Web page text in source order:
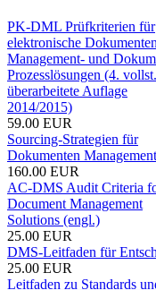
PK-DML Prüfkriterien für
elektronische
Management- und
Prozesslösungen (4. vollst.
überarbeitete Auflage
2014/2015)
59.00 EUR
Sourcing-Strategien für
Dokumenten Management
160.00 EUR
AC-DMS Audit Criteria
Document Management
Solutions (engl.)
25.00 EUR
DMS-Leitfaden für
25.00 EUR
Leitfaden zu Standards